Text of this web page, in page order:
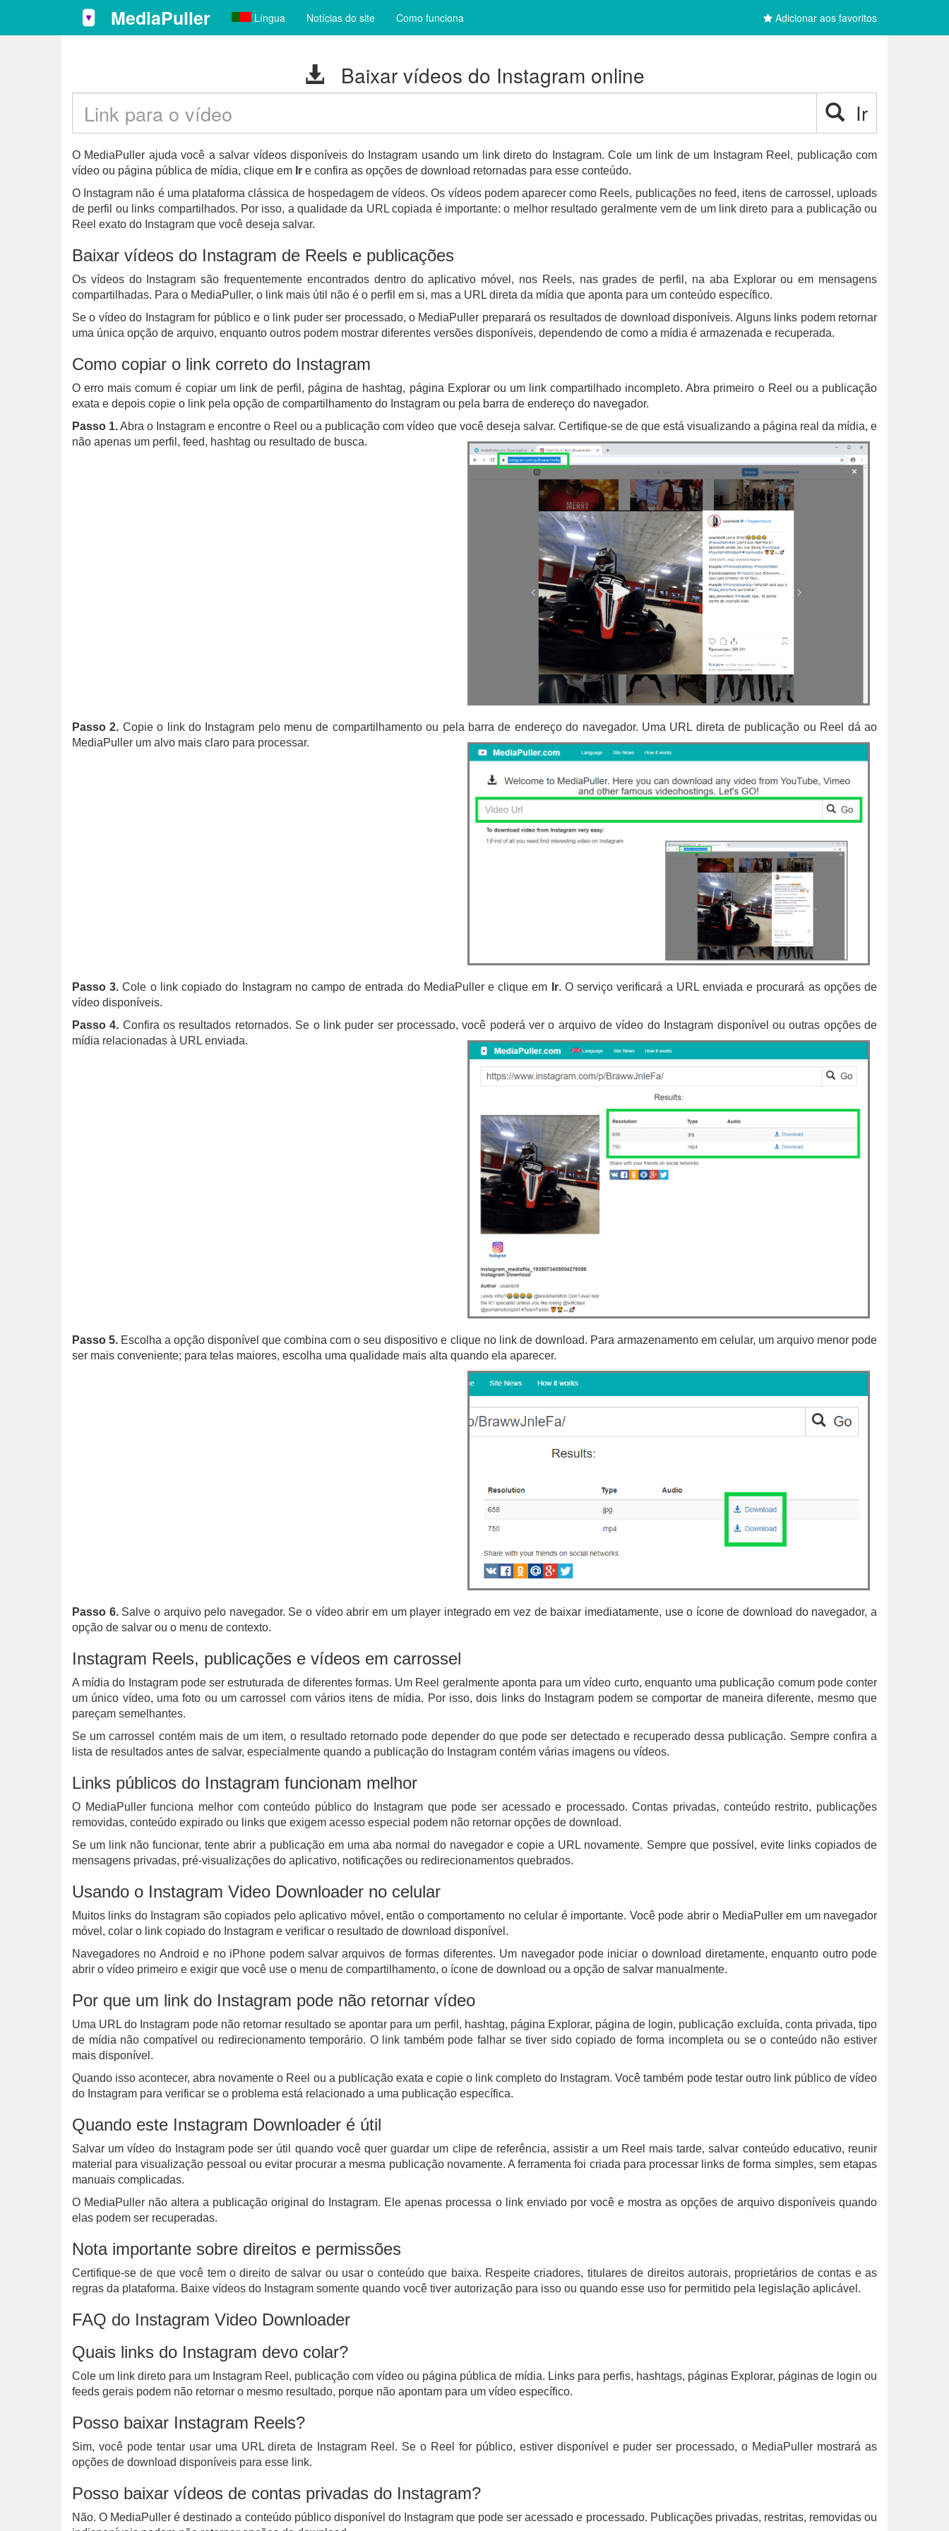
MediaPuller Língua Notícias do site Como funciona Adicionar aos favoritos
Baixar vídeos do Instagram online
Ir
O MediaPuller ajuda você a salvar vídeos disponíveis do Instagram usando um link direto do Instagram. Cole um link de um Instagram Reel, publicação com
vídeo ou página pública de mídia, clique em Ir e confira as opções de download retornadas para esse conteúdo.
O Instagram não é uma plataforma clássica de hospedagem de vídeos. Os vídeos podem aparecer como Reels, publicações no feed, itens de carrossel, uploads
de perfil ou links compartilhados. Por isso, a qualidade da URL copiada é importante: o melhor resultado geralmente vem de um link direto para a publicação ou
Reel exato do Instagram que você deseja salvar.
Baixar vídeos do Instagram de Reels e publicações
Os vídeos do Instagram são frequentemente encontrados dentro do aplicativo móvel, nos Reels, nas grades de perfil, na aba Explorar ou em mensagens
compartilhadas. Para o MediaPuller, o link mais útil não é o perfil em si, mas a URL direta da mídia que aponta para um conteúdo específico.
Se o vídeo do Instagram for público e o link puder ser processado, o MediaPuller preparará os resultados de download disponíveis. Alguns links podem retornar
uma única opção de arquivo, enquanto outros podem mostrar diferentes versões disponíveis, dependendo de como a mídia é armazenada e recuperada.
Como copiar o link correto do Instagram
O erro mais comum é copiar um link de perfil, página de hashtag, página Explorar ou um link compartilhado incompleto. Abra primeiro o Reel ou a publicação
exata e depois copie o link pela opção de compartilhamento do Instagram ou pela barra de endereço do navegador.
Passo 1.Abra o Instagram e encontre o Reel ou a publicação com vídeo que você deseja salvar. Certifique-se de que está visualizando a página real da mídia, e
não apenas um perfil, feed, hashtag ou resultado de busca.
Passo 2. Copie o link do Instagram pelo menu de compartilhamento ou pela barra de endereço do navegador. Uma URL direta de publicação ou Reel dá ao
MediaPuller um alvo mais claro para processar.
Passo 3. Cole o link copiado do Instagram no campo de entrada do MediaPuller e clique em Ir. O serviço verificará a URL enviada e procurará as opções de
vídeo disponíveis.
Passo 4. Confira os resultados retornados. Se o link puder ser processado, você poderá ver o arquivo de vídeo do Instagram disponível ou outras opções de
mídia relacionadas à URL enviada.
Passo 5. Escolha a opção disponível que combina com o seu dispositivo e clique no link de download. Para armazenamento em celular, um arquivo menor pode
ser mais conveniente; para telas maiores, escolha uma qualidade mais alta quando ela aparecer.
Passo 6.Salve o arquivo pelo navegador. Se o vídeo abrir em um player integrado em vez de baixar imediatamente, use o ícone de download do navegador, a
opção de salvar ou o menu de contexto.
Instagram Reels, publicações e vídeos em carrossel
A mídia do Instagram pode ser estruturada de diferentes formas. Um Reel geralmente aponta para um vídeo curto, enquanto uma publicação comum pode conter
um único vídeo, uma foto ou um carrossel com vários itens de mídia. Por isso, dois links do Instagram podem se comportar de maneira diferente, mesmo que
pareçam semelhantes.
Se um carrossel contém mais de um item, o resultado retornado pode depender do que pode ser detectado e recuperado dessa publicação. Sempre confira a
lista de resultados antes de salvar, especialmente quando a publicação do Instagram contém várias imagens ou vídeos.
Links públicos do Instagram funcionam melhor
O MediaPuller funciona melhor com conteúdo público do Instagram que pode ser acessado e processado. Contas privadas, conteúdo restrito, publicações
removidas, conteúdo expirado ou links que exigem acesso especial podem não retornar opções de download.
Se um link não funcionar, tente abrir a publicação em uma aba normal do navegador e copie a URL novamente. Sempre que possível, evite links copiados de
mensagens privadas, pré-visualizações do aplicativo, notificações ou redirecionamentos quebrados.
Usando o Instagram Video Downloader no celular
Muitos links do Instagram são copiados pelo aplicativo móvel, então o comportamento no celular é importante. Você pode abrir o MediaPuller em um navegador
móvel, colar o link copiado do Instagram e verificar o resultado de download disponível.
Navegadores no Android e no iPhone podem salvar arquivos de formas diferentes. Um navegador pode iniciar o download diretamente, enquanto outro pode
abrir o vídeo primeiro e exigir que você use o menu de compartilhamento, o ícone de download ou a opção de salvar manualmente.
Por que um link do Instagram pode não retornar vídeo
Uma URL do Instagram pode não retornar resultado se apontar para um perfil, hashtag, página Explorar, página de login, publicação excluída, conta privada, tipo
de mídia não compatível ou redirecionamento temporário. O link também pode falhar se tiver sido copiado de forma incompleta ou se o conteúdo não estiver
mais disponível.
Quando isso acontecer, abra novamente o Reel ou a publicação exata e copie o link completo do Instagram. Você também pode testar outro link público de vídeo
do Instagram para verificar se o problema está relacionado a uma publicação específica.
Quando este Instagram Downloader é útil
Salvar um vídeo do Instagram pode ser útil quando você quer guardar um clipe de referência, assistir a um Reel mais tarde, salvar conteúdo educativo, reunir
material para visualização pessoal ou evitar procurar a mesma publicação novamente. A ferramenta foi criada para processar links de forma simples, sem etapas
manuais complicadas.
O MediaPuller não altera a publicação original do Instagram. Ele apenas processa o link enviado por você e mostra as opções de arquivo disponíveis quando
elas podem ser recuperadas.
Nota importante sobre direitos e permissões
Certifique-se de que você tem o direito de salvar ou usar o conteúdo que baixa. Respeite criadores, titulares de direitos autorais, proprietários de contas e as
regras da plataforma. Baixe vídeos do Instagram somente quando você tiver autorização para isso ou quando esse uso for permitido pela legislação aplicável.
FAQ do Instagram Video Downloader
Quais links do Instagram devo colar?
Cole um link direto para um Instagram Reel, publicação com vídeo ou página pública de mídia. Links para perfis, hashtags, páginas Explorar, páginas de login ou
feeds gerais podem não retornar o mesmo resultado, porque não apontam para um vídeo específico.
Posso baixar Instagram Reels?
Sim, você pode tentar usar uma URL direta de Instagram Reel. Se o Reel for público, estiver disponível e puder ser processado, o MediaPuller mostrará as
opções de download disponíveis para esse link.
Posso baixar vídeos de contas privadas do Instagram?
Não. O MediaPuller é destinado a conteúdo público disponível do Instagram que pode ser acessado e processado. Publicações privadas, restritas, removidas ou